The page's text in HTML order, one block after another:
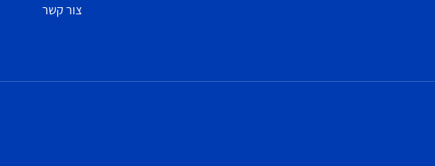
צור קשר